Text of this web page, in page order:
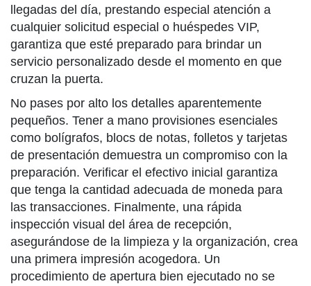
llegadas del día, prestando especial atención a
cualquier solicitud especial o huéspedes VIP,
garantiza que esté preparado para brindar un
servicio personalizado desde el momento en que
cruzan la puerta.
No pases por alto los detalles aparentemente
pequeños. Tener a mano provisiones esenciales
como bolígrafos, blocs de notas, folletos y tarjetas
de presentación demuestra un compromiso con la
preparación. Verificar el efectivo inicial garantiza
que tenga la cantidad adecuada de moneda para
las transacciones. Finalmente, una rápida
inspección visual del área de recepción,
asegurándose de la limpieza y la organización, crea
una primera impresión acogedora. Un
procedimiento de apertura bien ejecutado no se